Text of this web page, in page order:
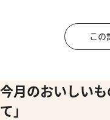
この
今月のおいしい
て」